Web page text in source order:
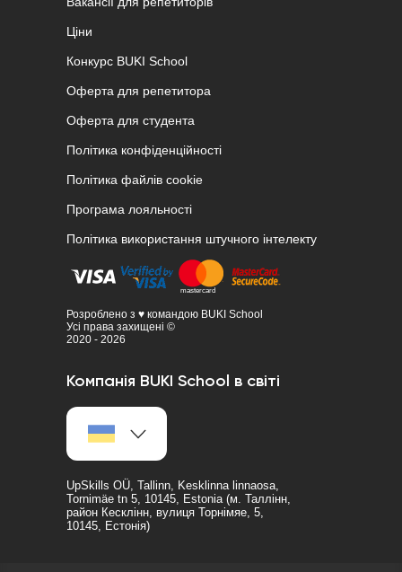
Ціни
Конкурс BUKI School
Оферта для репетитора
Оферта для студента
Політика конфіденційності
Політика файлів cookie
Програма лояльності
Політика використання штучного інтелекту
Розроблено з ♥ командою BUKI School
Усі права захищені ©
2020 - 2026
Компанія BUKI School в світі
UpSkills OÜ, Tallinn, Kesklinna linnaosa,
Tornimäe tn 5, 10145, Estonia (м. Таллінн,
район Кесклінн, вулиця Торнімяе, 5,
10145, Естонія)